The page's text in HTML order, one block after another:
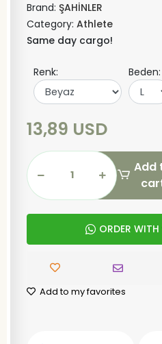
Brand: ŞAHİNLER
Category: Athlete
Same day cargo!
Renk: Beden:
13,89 USD
Add
ORDER
Add to my favorites